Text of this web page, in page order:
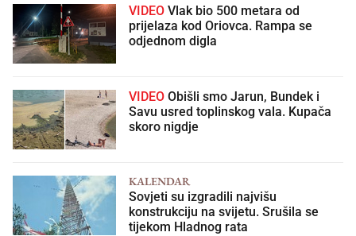
VIDEO
prijelaza kod Oriovca. Rampa se
odjednom digla
VIDEO
Savu usred toplinskog vala. Kupača
skoro nigdje
KALENDAR
Sovjeti su izgradili najvišu
konstrukciju na svijetu. Srušila se
tijekom Hladnog rata